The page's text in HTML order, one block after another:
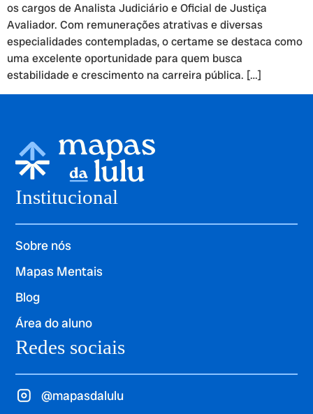
os cargos de Analista Judiciário e Oficial de Justiça
Avaliador. Com remunerações atrativas e diversas
especialidades contempladas, o certame se destaca como
uma excelente oportunidade para quem busca
estabilidade e crescimento na carreira pública. […]
Institucional
Sobre nós
Mapas Mentais
Blog
Área do aluno
Redes sociais
@mapasdalulu